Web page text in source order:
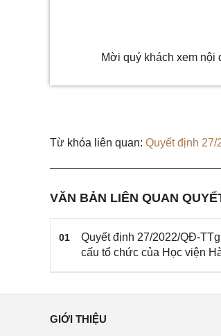
Mời quý khách xem nội
Từ khóa liên quan: Quyết định
VĂN BẢN LIÊN QUAN
01
Quyết định 27/2022/QĐ-
cấu tổ chức của Học viện
GIỚI THIỆU